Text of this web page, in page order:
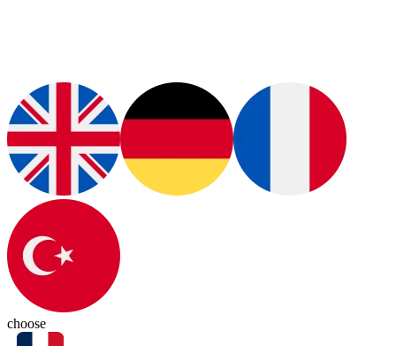
choose